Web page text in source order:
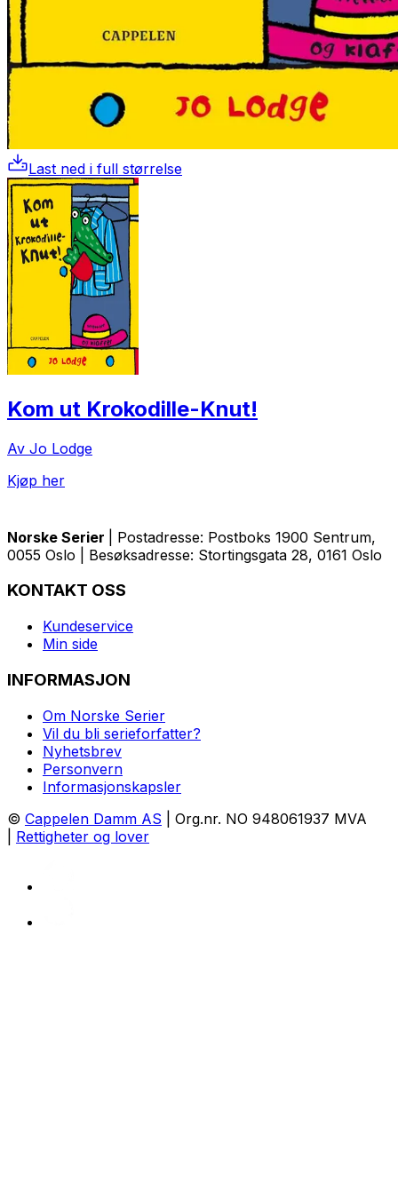
Last ned i full størrelse
Kom ut Krokodille-Knut!
Av Jo Lodge
Kjøp her
Norske Serier
| Postadresse: Postboks 1900 Sentrum,
0055 Oslo | Besøksadresse: Stortingsgata 28, 0161 Oslo
KONTAKT OSS
Kundeservice
Min side
INFORMASJON
Om Norske Serier
Vil du bli serieforfatter?
Nyhetsbrev
Personvern
Informasjonskapsler
© Cappelen Damm AS | Org.nr. NO 948061937 MVA
Rettigheter og lover